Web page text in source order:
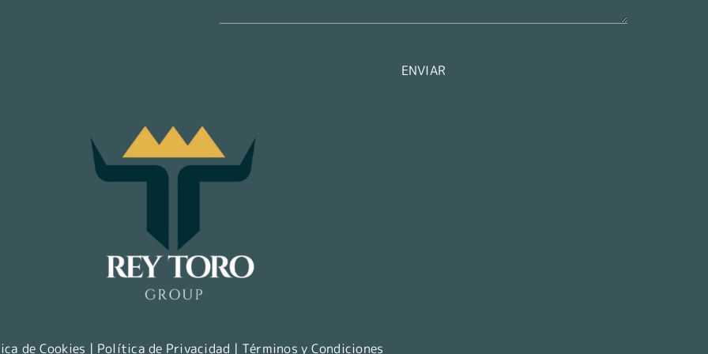
ENVIAR
de Cookies | Política de Privacidad | Términos y Condiciones